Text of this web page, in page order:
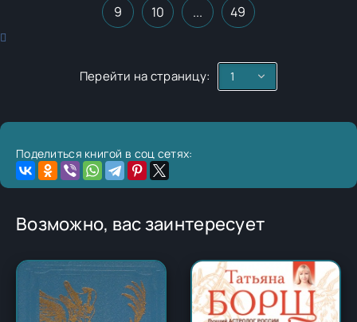
9 10 ... 49
Перейти на страницу:
Поделиться книгой в соц сетях:
Возможно, вас заинтересует